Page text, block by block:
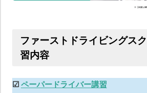
ファーストドライビングス
習内容
☑︎ ペーパードライバー講習